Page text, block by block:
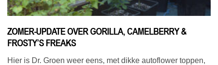
ZOMER-UPDATE OVER GORILLA, CAMELBERRY &
FROSTY’S FREAKS
Hier is Dr. Groen weer eens, met dikke autoflower toppen,